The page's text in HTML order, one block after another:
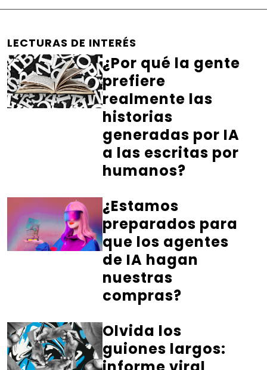
LECTURAS DE INTERÉS
¿Por qué la gente
prefiere
realmente las
historias
generadas por IA
a las escritas por
humanos?
¿Estamos
preparados para
que los agentes
de IA hagan
nuestras
compras?
Olvida los
guiones largos: